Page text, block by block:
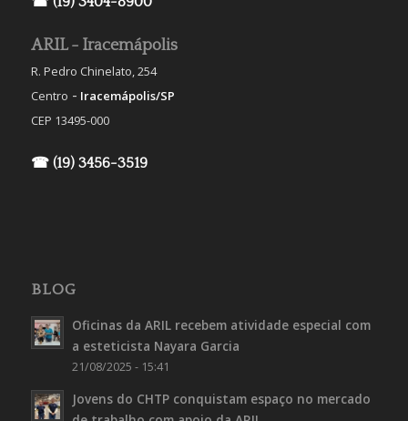
ARIL - Iracemápolis
R. Pedro Chinelato, 254
Centro - Iracemápolis/SP
CEP 13495-000
☎ (19) 3456-3519
BLOG
Oficinas da ARIL recebem atividade especial com
a esteticista Nayara Garcia
21/08/2025 - 15:41
Jovens do CHTP conquistam espaço no mercado